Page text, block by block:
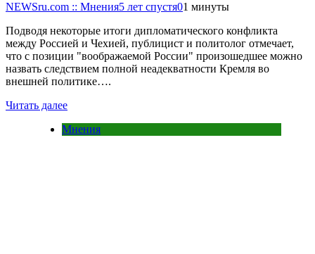
NEWSru.com :: Мнения5 лет спустя01 минуты
Подводя некоторые итоги дипломатического конфликта
между Россией и Чехией, публицист и политолог отмечает,
что с позиции "воображаемой России" произошедшее можно
назвать следствием полной неадекватности Кремля во
внешней политике….
Читать далее
Мнения